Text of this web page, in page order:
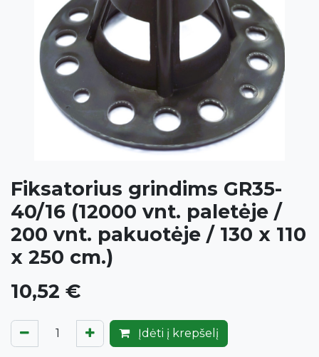
Fiksatorius grindims GR35-
40/16 (12000 vnt. paletėje /
200 vnt. pakuotėje / 130 x 110
x 250 cm.)
10,52 €
Įdėti į krepšelį